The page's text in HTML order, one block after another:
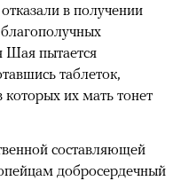
в получении
Шая пытается
таблеток,
их мать тонет
составляющей
добросердечный